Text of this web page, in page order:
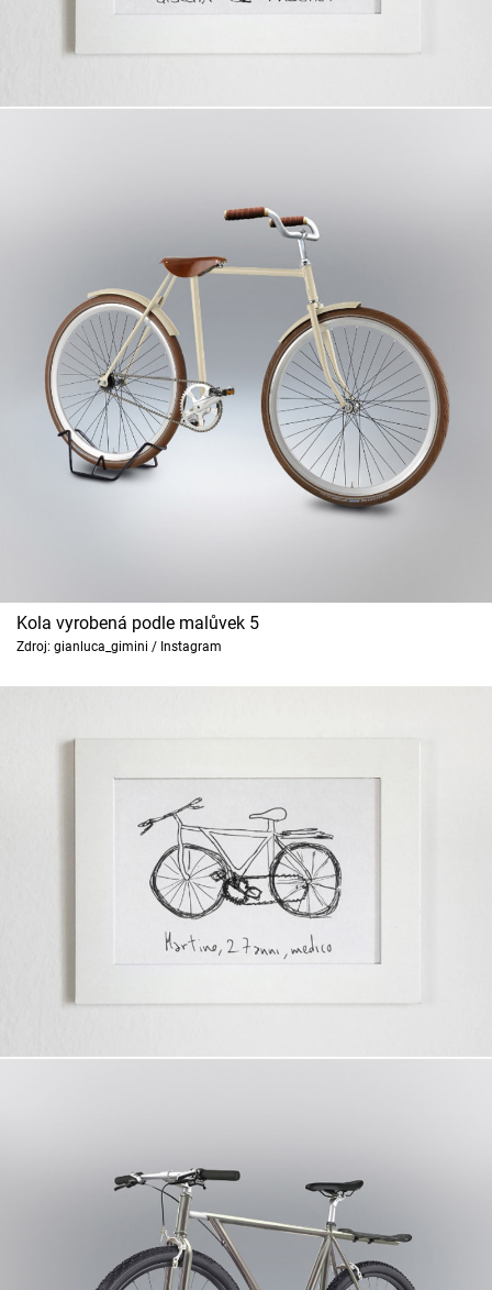
Kola vyrobená podle malůvek 5
Zdroj: gianluca_gimini / Instagram